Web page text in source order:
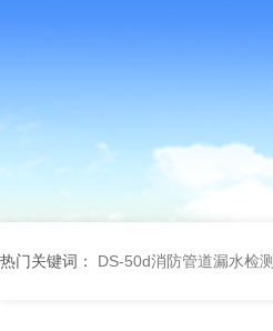
热门关键词： DS-50d消防管道漏水检测